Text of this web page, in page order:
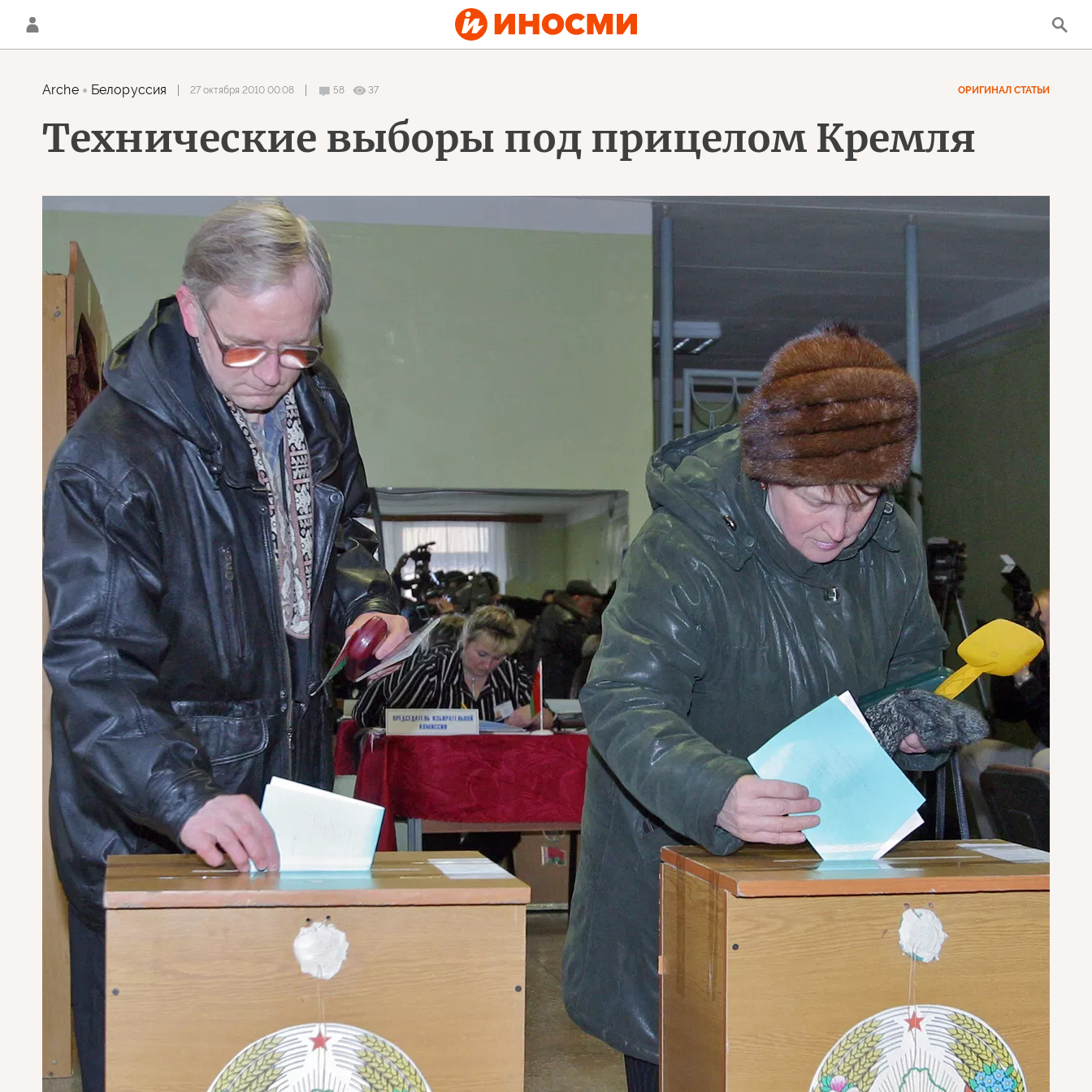
Arche Белоруссия 27 октября 2010 00:08 58 37 ОРИГИНАЛ СТАТЬИ
Технические выборы под прицелом Кремля